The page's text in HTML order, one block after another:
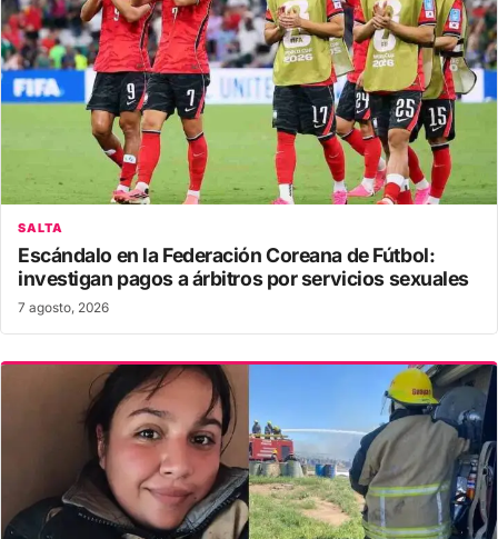
SALTA
Escándalo en la Federación Coreana de Fútbol:
investigan pagos a árbitros por servicios sexuales
7 agosto, 2026